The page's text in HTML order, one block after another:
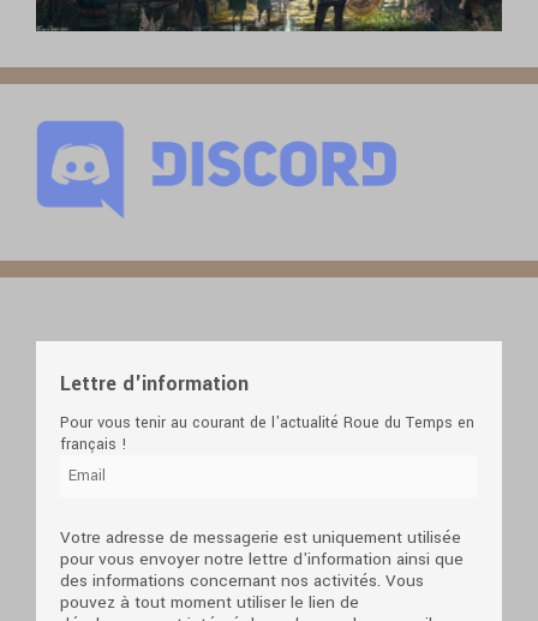
Lettre d'information
Pour vous tenir au courant de l'actualité Roue du Temps en
français !
Votre adresse de messagerie est uniquement utilisée
pour vous envoyer notre lettre d'information ainsi que
des informations concernant nos activités. Vous
pouvez à tout moment utiliser le lien de